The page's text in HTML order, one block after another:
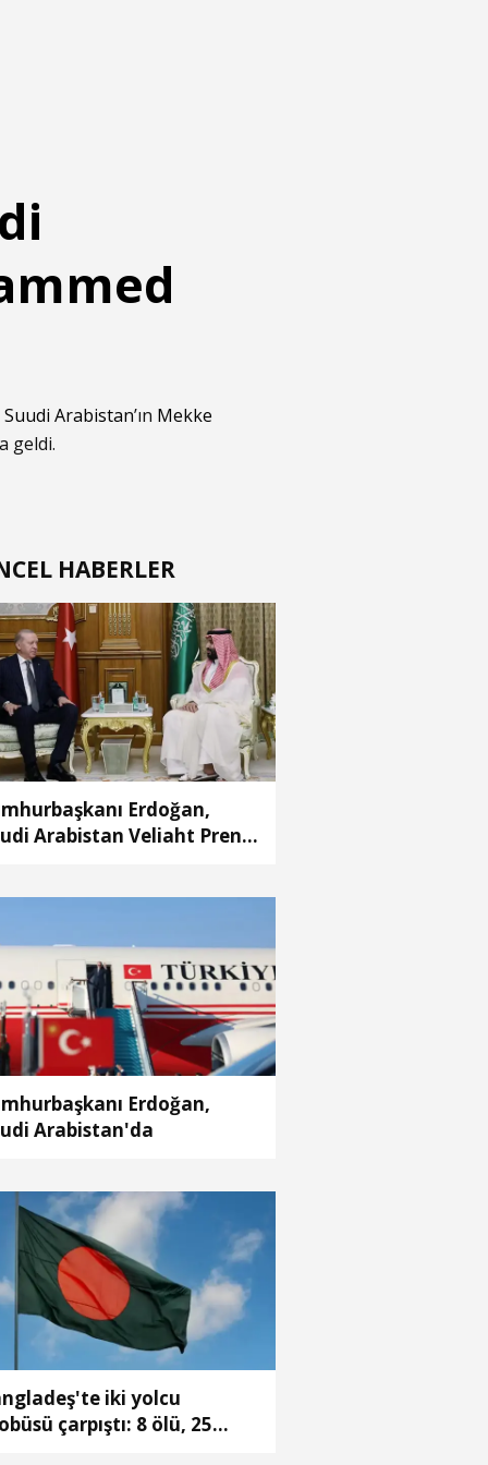
Suudi Arabistan’ın Mekke
geldi.
HABERLER
Erdoğan,
Arabistan Veliaht Prensi
Erdoğan,
Arabistan'da
iki yolcu
çarpıştı: 8 ölü, 25